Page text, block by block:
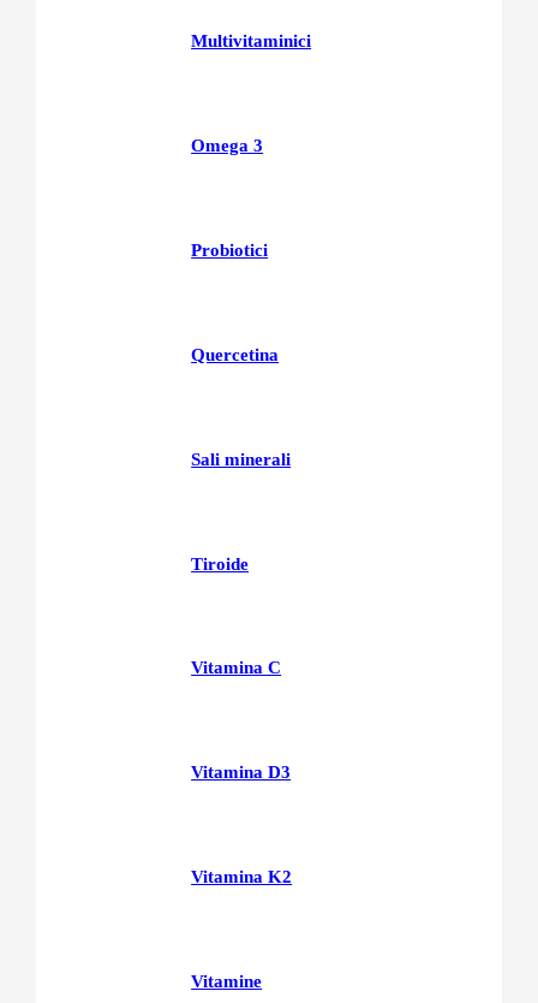
Multivitaminici
Omega 3
Probiotici
Quercetina
Sali minerali
Tiroide
Vitamina C
Vitamina D3
Vitamina K2
Vitamine